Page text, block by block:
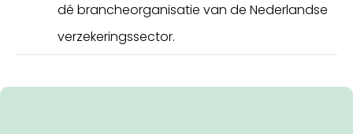
dé brancheorganisatie van de Nederlandse
verzekeringssector.